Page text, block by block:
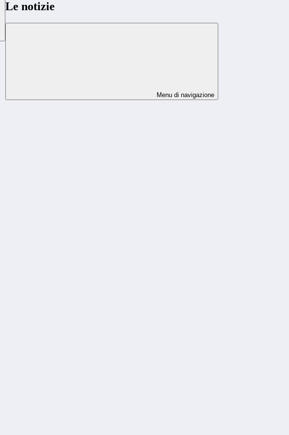
Le notizie
Menu di navigazione